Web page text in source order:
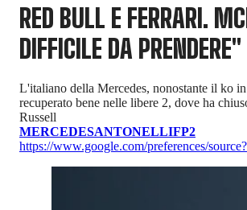
RED BULL E FERRARI.
DIFFICILE DA PRENDERE"
L'italiano della Mercedes, nonostante il ko
recuperato bene nelle libere 2, dove ha
Russell
MERCEDESANTONELLIFP2
https://www.google.com/preferences/